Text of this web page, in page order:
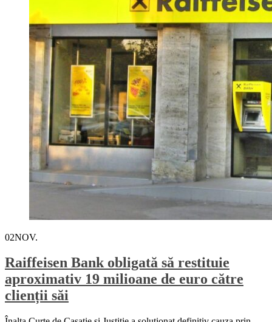
02NOV.
Raiffeisen Bank obligată să restituie
aproximativ 19 milioane de euro către
clienții săi